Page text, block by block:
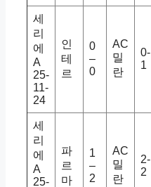
세
리
에
A
25-
11-
24
인
테
르
0
–
0
AC
밀
란
0-
1
세
리
에
A
25-
파
르
마
1
–
2
AC
밀
란
2-
2